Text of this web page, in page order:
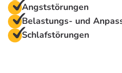
Angststörungen
Belastungs- und
Schlafstörungen